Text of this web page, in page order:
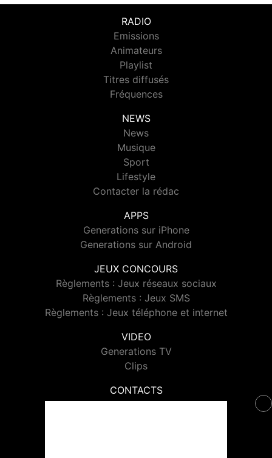
RADIO
Emissions
Animateurs
Playlist
Titres diffusés
Fréquences
NEWS
News
Musique
Sport
Lifestyle
Contacter la rédac
APPS
Generations sur iPhone
Generations sur Android
JEUX CONCOURS
Règlements : Jeux réseaux sociaux
Règlements : Jeux SMS
Règlements : Jeux téléphone et internet
VIDEO
Generations TV
Clips
CONTACTS
Contacter Generations